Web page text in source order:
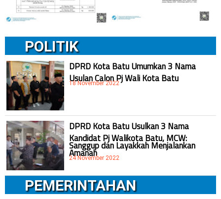
POLITIK
DPRD Kota Batu Umumkan 3 Nama
Usulan Calon Pj Wali Kota Batu
18 November 2022
DPRD Kota Batu Usulkan 3 Nama
Kandidat Pj Walikota Batu, MCW:
Sanggup dan Layakkah Menjalankan
Amanah
24 November 2022
PEMERINTAHAN